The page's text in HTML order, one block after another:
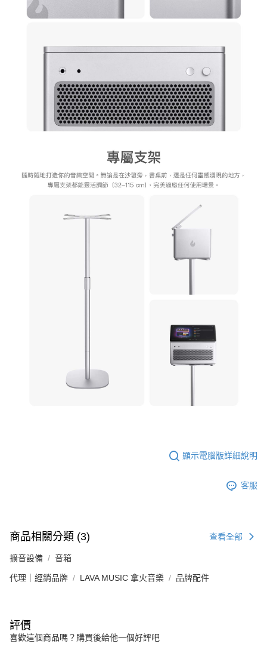
顯示電腦版詳細說明
客服
商品相關分類 (3) 查看全部
擴音設備 音箱
代理｜經銷品牌 LAVA MUSIC 拿火音樂 品牌配件
評價
喜歡這個商品嗎？購買後給他一個好評吧